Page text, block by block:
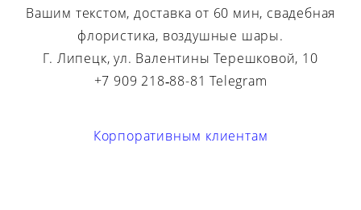
Вашим текстом, доставка от 60 мин, свадебная
флористика, воздушные шары.
Г. Липецк, ул. Валентины Терешковой, 10
+7 909 218‑88-81 Telegram
Корпоративным клиентам